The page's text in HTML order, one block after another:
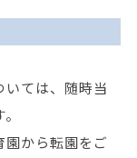
いては、随時当
園から転園をご